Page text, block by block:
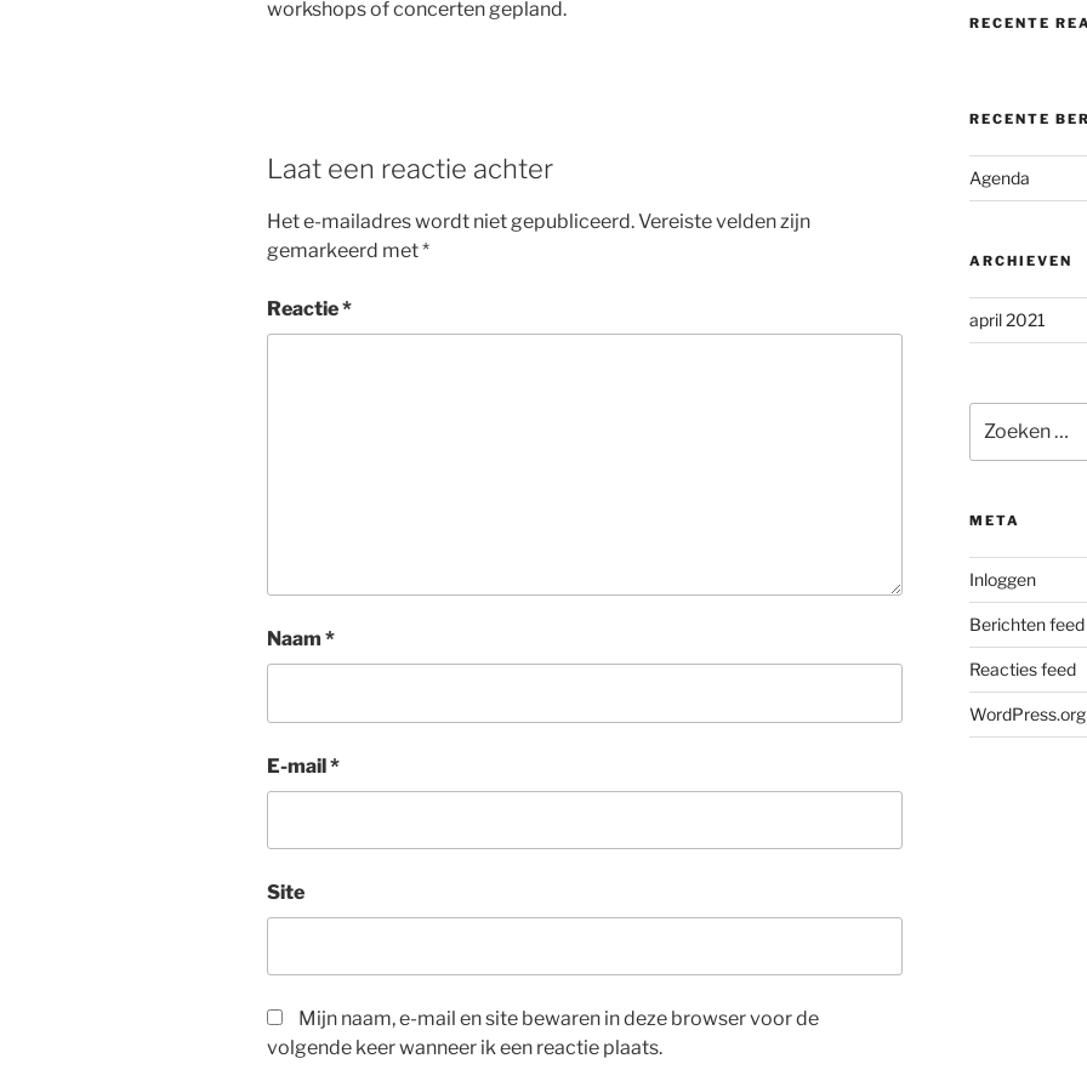
workshops of concerten gepland.
Laat een reactie achter
Het e-mailadres wordt niet gepubliceerd.Vereiste velden zijn
gemarkeerd met*
Reactie*
Naam *
E-mail*
Site
Mijn naam, e-mail en site bewaren in deze browser voor de
volgende keer wanneer ik een reactie plaats.
RECENTE
RECENTE
Agenda
ARCHIEVEN
april 2021
naar:
META
Inloggen
Berichten feed
Reacties feed
WordPress.org